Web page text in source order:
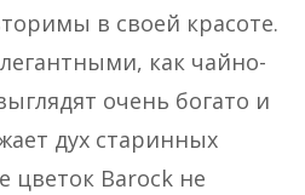
в своей красоте.
как чайно-
очень богато и
дух старинных
цветок Barock не